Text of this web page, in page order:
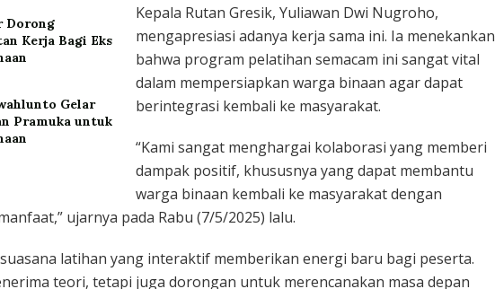
Dorong
Kerja Bagi Eks
Gelar
Pramuka untuk
Kepala Rutan Gresik, Yuliawan Dwi Nugroho,
mengapresiasi adanya kerja sama ini. Ia menekankan
bahwa program pelatihan semacam ini sangat vital
dalam mempersiapkan warga binaan agar dapat
berintegrasi kembali ke masyarakat.
“Kami sangat menghargai kolaborasi yang memberi
dampak positif, khususnya yang dapat membantu
warga binaan kembali ke masyarakat dengan
ujarnya pada Rabu (7/5/2025) lalu.
latihan yang interaktif memberikan energi baru bagi peserta.
teori, tetapi juga dorongan untuk merencanakan masa depan